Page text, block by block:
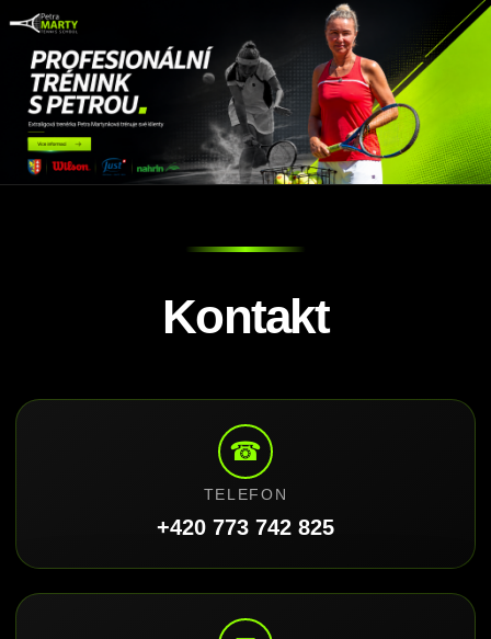
Kontakt
☎
TELEFON
+420 773 742 825